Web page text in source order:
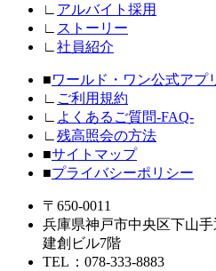
∟ アルバイト採用
∟
ストーリー
∟ 社員紹介
■ワールド・ワン公式アプ
∟
ご利用規約
∟
よくあるご質問-FAQ-
∟ 残高照会の方法
■サイトマップ
■プライバシーポリシー
〒650-0011
兵庫県神戸市中央区下山
建創ビル7階
TEL ：078-333-8883